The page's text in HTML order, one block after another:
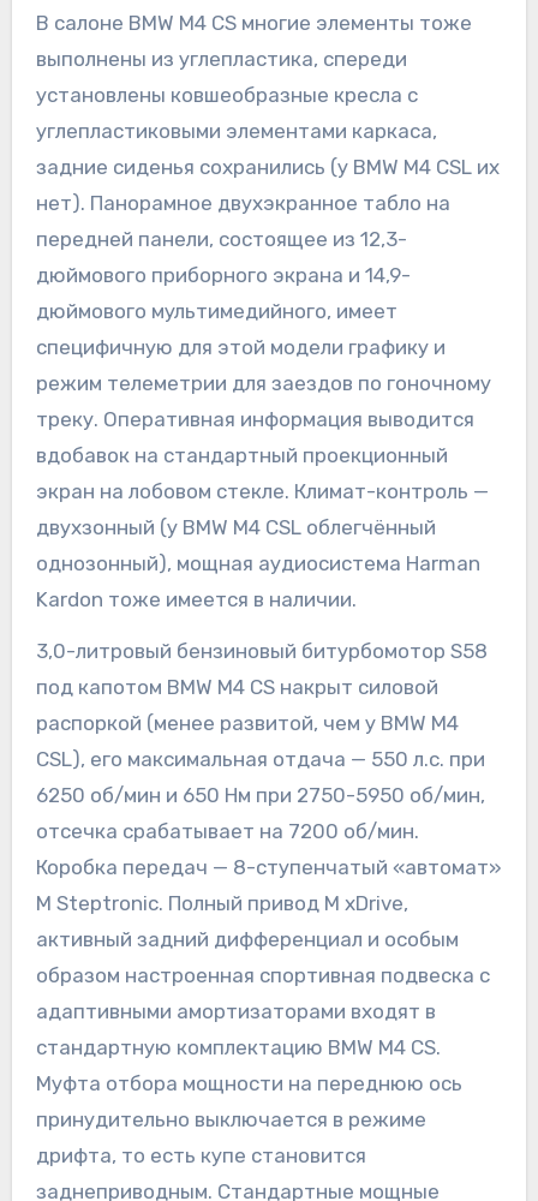
В салоне BMW M4 CS многие элементы тоже
выполнены из углепластика, спереди
установлены ковшеобразные кресла с
углепластиковыми элементами каркаса,
задние сиденья сохранились (у BMW M4 CSL их
нет). Панорамное двухэкранное табло на
передней панели, состоящее из 12,3-
дюймового приборного экрана и 14,9-
дюймового мультимедийного, имеет
специфичную для этой модели графику и
режим телеметрии для заездов по гоночному
треку. Оперативная информация выводится
вдобавок на стандартный проекционный
экран на лобовом стекле. Климат-контроль —
двухзонный (у BMW M4 CSL облегчённый
однозонный), мощная аудиосистема Harman
Kardon тоже имеется в наличии.
3,0-литровый бензиновый битурбомотор S58
под капотом BMW M4 CS накрыт силовой
распоркой (менее развитой, чем у BMW M4
CSL), его максимальная отдача — 550 л.с. при
6250 об/мин и 650 Нм при 2750-5950 об/мин,
отсечка срабатывает на 7200 об/мин.
Коробка передач — 8-ступенчатый «автомат»
M Steptronic. Полный привод M xDrive,
активный задний дифференциал и особым
образом настроенная спортивная подвеска с
адаптивными амортизаторами входят в
стандартную комплектацию BMW M4 CS.
Муфта отбора мощности на переднюю ось
принудительно выключается в режиме
дрифта, то есть купе становится
заднеприводным. Стандартные мощные